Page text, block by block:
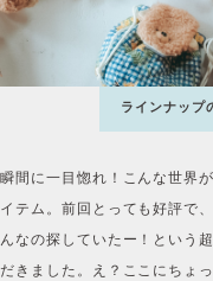
ラインナップ
間に一目惚れ！こんな世
テム。前回とっても好評で
なの探していたー！という
きました。え？ここにちょ